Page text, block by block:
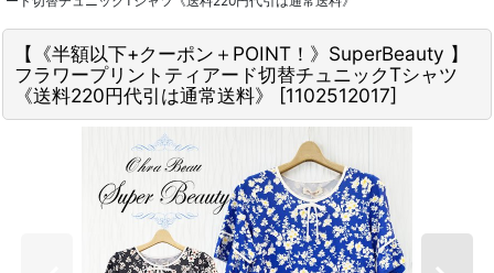
【《半額以下+クーポン＋POINT！》SuperBeauty 】
フラワープリントティアード切替チュニックTシャツ
《送料220円代引は通常送料》
[1102512017]